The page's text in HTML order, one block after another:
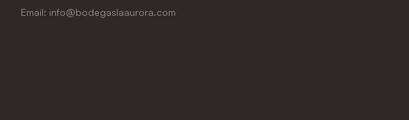
Email: info@bodegaslaaurora.com